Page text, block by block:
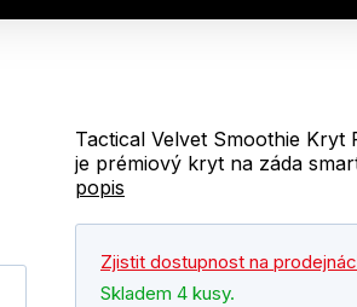
Tactical Velvet Smoothie Kryt
je prémiový kryt na záda
popis
Zjistit dostupnost na
Skladem 4 kusy.